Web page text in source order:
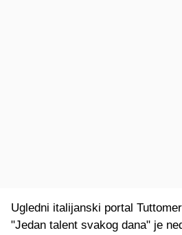
Ugledni italijanski portal
"Jedan talent svakog dana" je